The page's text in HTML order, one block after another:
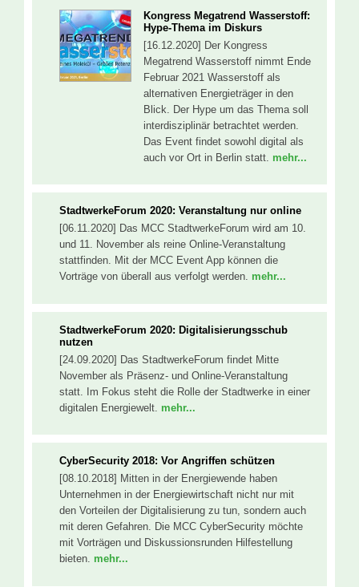
Kongress Megatrend Wasserstoff:
Hype-Thema im Diskurs
[16.12.2020] Der Kongress
Megatrend Wasserstoff nimmt Ende
Februar 2021 Wasserstoff als
alternativen Energieträger in den
Blick. Der Hype um das Thema soll
interdisziplinär betrachtet werden.
Das Event findet sowohl digital als
auch vor Ort in Berlin statt. mehr...
StadtwerkeForum 2020: Veranstaltung nur online
[06.11.2020] Das MCC StadtwerkeForum wird am 10.
und 11. November als reine Online-Veranstaltung
stattfinden. Mit der MCC Event App können die
Vorträge von überall aus verfolgt werden. mehr...
StadtwerkeForum 2020: Digitalisierungsschub
nutzen
[24.09.2020] Das StadtwerkeForum findet Mitte
November als Präsenz- und Online-Veranstaltung
statt. Im Fokus steht die Rolle der Stadtwerke in einer
digitalen Energiewelt. mehr...
CyberSecurity 2018: Vor Angriffen schützen
[08.10.2018] Mitten in der Energiewende haben
Unternehmen in der Energiewirtschaft nicht nur mit
den Vorteilen der Digitalisierung zu tun, sondern auch
mit deren Gefahren. Die MCC CyberSecurity möchte
mit Vorträgen und Diskussionsrunden Hilfestellung
bieten. mehr...